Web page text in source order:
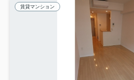
賃貸マンション